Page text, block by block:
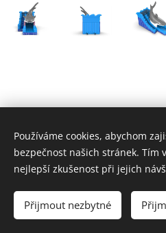
© 2024 Všechna
Vytvořeno společností MYPOS
Cookies
Používáme cookies, abychom
bezpečnost našich stránek. Tím
nejlepší zkušenost při jejich
Přijmout nezbytné